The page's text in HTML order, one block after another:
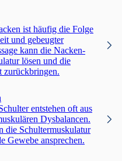
ist häufig die Folge
und gebeugter
kann die Nacken-
lösen und die
zurückbringen.
entstehen oft aus
Dysbalancen.
die Schultermuskulatur
Gewebe ansprechen.